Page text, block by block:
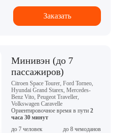
Заказать
Минивэн (до 7
пассажиров)
Citroen Space Tourer, Ford Torneo,
Hyundai Grand Starex, Mercedes-
Benz Vito, Peugeot Traveller,
Volkswagen Caravelle
Ориентировочное время в пути 2
часа 30 минут
до 7 человек
до 8 чемоданов